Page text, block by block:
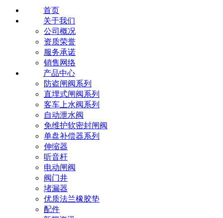
首页
关于我们
公司概况
资质荣誉
服务承诺
销售网络
产品中心
防盗闸阀系列
直埋式闸阀系列
客车上水阀系列
自动泄水阀
免维护软密封闸阀
单盘补偿器系列
伸缩器
听音杆
电动闸阀
阀门井
堵漏器
优质法兰橡胶垫
配件